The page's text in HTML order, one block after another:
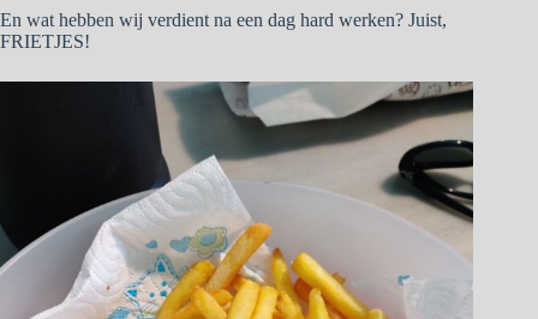
En wat hebben wij verdient na een dag hard werken? Juist,
FRIETJES!